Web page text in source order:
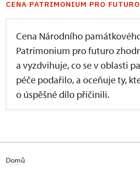
CENA PATRIMONIUM PRO FUTURO
Cena Národního
Patrimonium pro futuro
a vyzdvihuje, co se v oblasti
péče podařilo, a oceňuje ty,
o úspěšné dílo přičinili.
Domů